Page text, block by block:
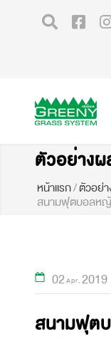
ตัวอย่างผ
หน้าแรก/ตัวอย่
สนามฟุตบอลหญ้
02 Apr 2019
สนามฟุตบ